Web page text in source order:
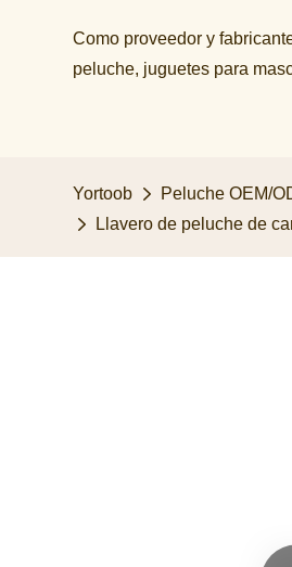
Como proveedor y
peluche, juguetes para
Yortoob Peluche OEM/
Llavero de peluche de